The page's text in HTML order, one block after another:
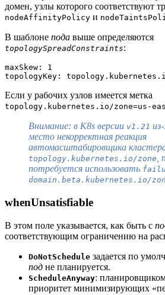
домен, узлы которого соответствуют
nodeAffinityPolicy и
В шаблоне пода выше определяются
topologySpreadConstraints:
maxSkew: 1
topologyKey:
Если у рабочих узлов имеется метка
topology.kubernetes.io/zone=us-
Внимание: в K8s версии v1.21
место некорректная реакция
автомасштабировщика
topology.kubernetes.io/zone
потребуется использовать
domain.beta.kubernetes.io/
whenUnsatisfiable
В этом поле указывается, как быть с
соответствующим ограничению на
DoNotSchedule задается по
под не планируется.
ScheduleAnyway:
приоритет минимизирующих